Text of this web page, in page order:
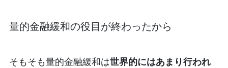
量的金融緩和の役目が終わったから
そもそも量的金融緩和は世界的にはあまり行われ